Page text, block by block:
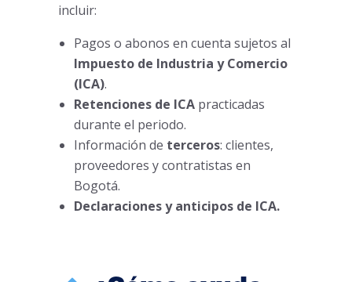
incluir:
Pagos o abonos en cuenta sujetos al
Impuesto de Industria y Comercio
(ICA).
Retenciones de ICA practicadas
durante el periodo.
Información de terceros: clientes,
proveedores y contratistas en
Bogotá.
Declaraciones y anticipos de ICA.